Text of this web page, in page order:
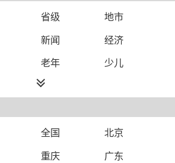
省级
地市
新闻
经济
老年
少儿
旅游
娱乐
城市
全国
北京
重庆
广东